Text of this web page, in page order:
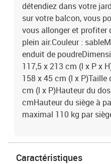
détendiez dans votre
sur votre balcon, vous
vous allonger et profiter
plein air.Couleur :
enduit de
117,5 x 213 cm (l x P x
158 x 45 cm (l x
cm (l x P)Hauteur du
cmHauteur du siège à
maximal 110 kg par
Caractéristiques